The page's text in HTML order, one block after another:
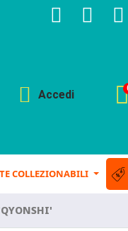
Accedi
COLLEZIONABILI